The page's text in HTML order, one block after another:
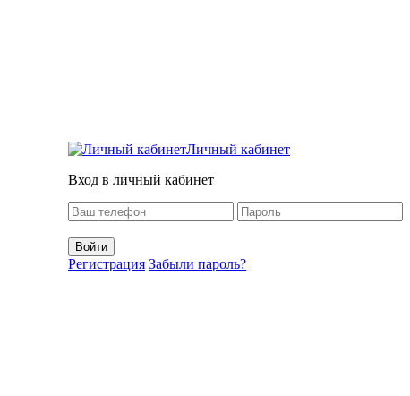
Личный кабинет
Вход в личный кабинет
Регистрация Забыли пароль?